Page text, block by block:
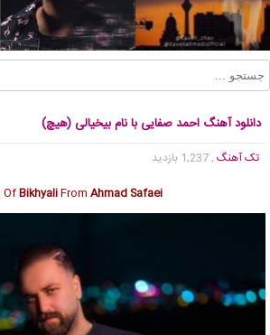
دانلود آهنگ احمد صفایی با نام بیخیالی (هیچ)
تک آهنگ , 1,237 بازدید
OfBikhyaliFrom Ahmad Safaei